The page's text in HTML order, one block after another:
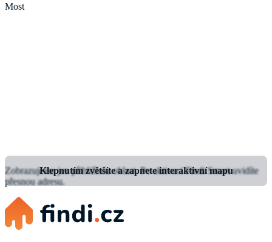
Most
Klepnutím zvětšíte a zapnete interaktivní mapu
Zobrazujeme jen přibližnou oblast.Po aktivaci Findi Smart uvidíte
přesnou adresu.